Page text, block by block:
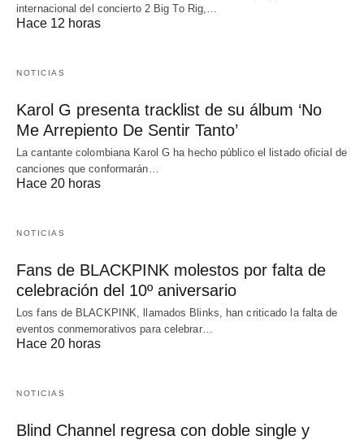
internacional del concierto 2 Big To Rig,…
Hace 12 horas
NOTICIAS
Karol G presenta tracklist de su álbum ‘No
Me Arrepiento De Sentir Tanto’
La cantante colombiana Karol G ha hecho público el listado oficial de
canciones que conformarán…
Hace 20 horas
NOTICIAS
Fans de BLACKPINK molestos por falta de
celebración del 10º aniversario
Los fans de BLACKPINK, llamados Blinks, han criticado la falta de
eventos conmemorativos para celebrar…
Hace 20 horas
NOTICIAS
Blind Channel regresa con doble single y